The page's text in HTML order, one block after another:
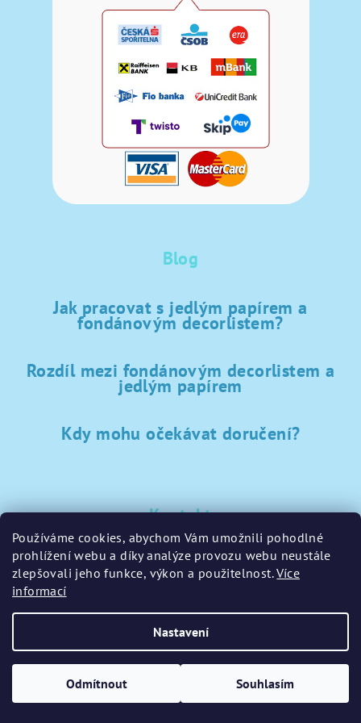
Používáme cookies, abychom Vám umožnili pohodlné
prohlížení webu a díky analýze provozu webu neustále
zlepšovali jeho funkce, výkon a použitelnost.Více
informací
Nastavení
Odmítnout Souhlasím
Blog
Jak pracovat s jedlým papírem a
fondánovým decorlistem?
Rozdíl mezi fondánovým decorlistem a
jedlým papírem
Kdy mohu očekávat doručení?
Kontakt
sklad@sladke-potreby.cz
+420 797728283
Upravit nastavení cookies
Vytvořil Shoptet